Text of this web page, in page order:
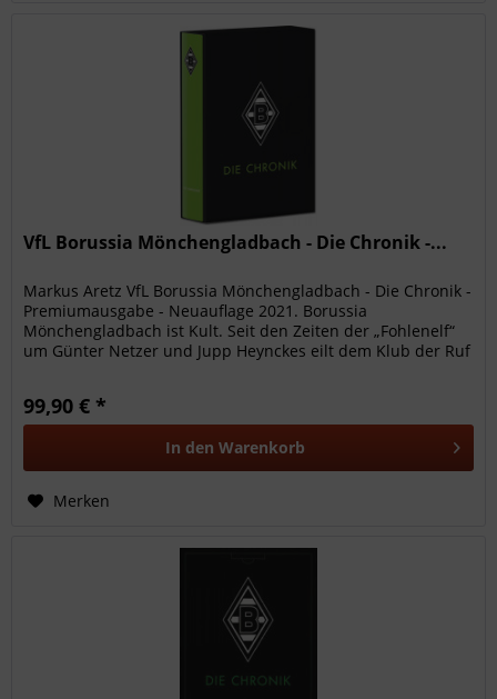
VfL Borussia Mönchengladbach - Die Chronik -...
Markus Aretz VfL Borussia Mönchengladbach - Die Chronik -
Premiumausgabe - Neuauflage 2021. Borussia
Mönchengladbach ist Kult. Seit den Zeiten der „Fohlenelf“
um Günter Netzer und Jupp Heynckes eilt dem Klub der Ruf
99,90 € *
In den Warenkorb
Merken